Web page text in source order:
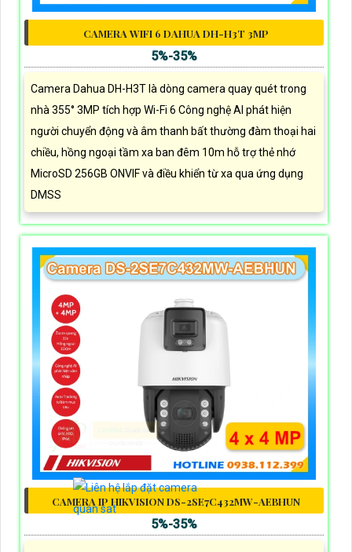
CAMERA WIFI 6 DAHUA DH-H3T 3MP
5%-35%
Camera Dahua DH-H3T là dòng camera quay quét trong
nhà 355° 3MP tích hợp Wi-Fi 6 Công nghệ AI phát hiện
người chuyển động và âm thanh bất thường đàm thoại hai
chiều, hồng ngoại tầm xa ban đêm 10m hỗ trợ thẻ nhớ
MicroSD 256GB ONVIF và điều khiển từ xa qua ứng dụng
DMSS
CAMERA IP HIKVISION DS-2SE7C432MW-AEBHUN
5%-35%